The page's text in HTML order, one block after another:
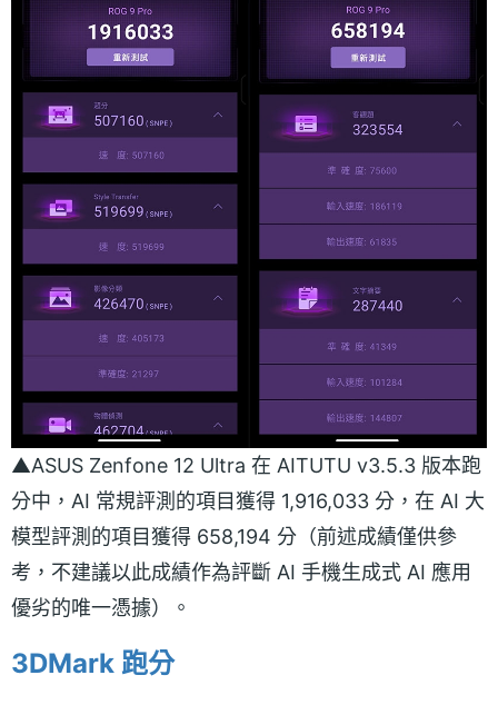
▲ASUS Zenfone 12 Ultra 在 AITUTU v3.5.3 版本跑
分中，AI 常規評測的項目獲得 1,916,033 分，在 AI 大
模型評測的項目獲得 658,194 分（前述成績僅供參
考，不建議以此成績作為評斷 AI 手機生成式 AI 應用
優劣的唯一憑據）。
3DMark 跑分